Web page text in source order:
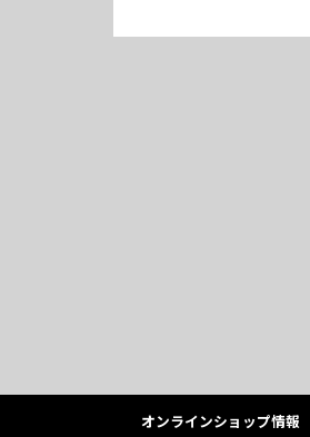
オンラインショップ情報